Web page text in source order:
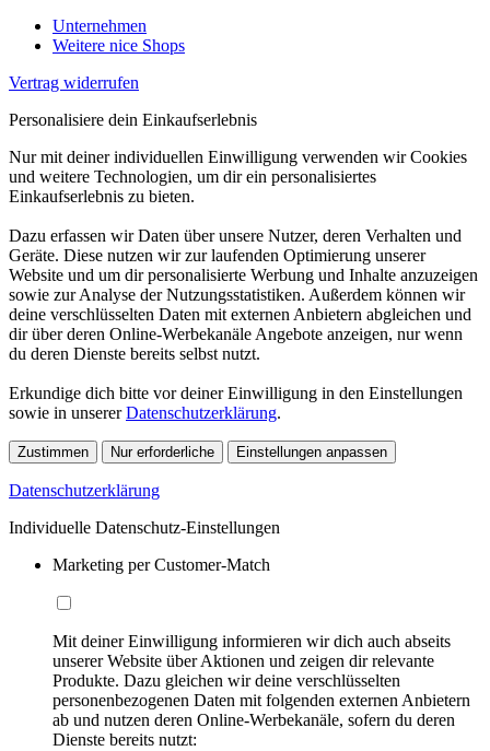
Unternehmen
Weitere nice Shops
Vertrag widerrufen
Personalisiere dein Einkaufserlebnis
Nur mit deiner individuellen Einwilligung verwenden wir Cookies
und weitere Technologien, um dir ein personalisiertes
Einkaufserlebnis zu bieten.
Dazu erfassen wir Daten über unsere Nutzer, deren Verhalten und
Geräte. Diese nutzen wir zur laufenden Optimierung unserer
Website und um dir personalisierte Werbung und Inhalte anzuzeigen
sowie zur Analyse der Nutzungsstatistiken. Außerdem können wir
deine verschlüsselten Daten mit externen Anbietern abgleichen und
dir über deren Online-Werbekanäle Angebote anzeigen, nur wenn
du deren Dienste bereits selbst nutzt.
Erkundige dich bitte vor deiner Einwilligung in den Einstellungen
sowie in unsererDatenschutzerklärung.
Zustimmen Nur erforderliche Einstellungen anpassen
Datenschutzerklärung
Individuelle Datenschutz-Einstellungen
Marketing per Customer-Match
Mit deiner Einwilligung informieren wir dich auch abseits
unserer Website über Aktionen und zeigen dir relevante
Produkte. Dazu gleichen wir deine verschlüsselten
personenbezogenen Daten mit folgenden externen Anbietern
ab und nutzen deren Online-Werbekanäle, sofern du deren
Dienste bereits nutzt: